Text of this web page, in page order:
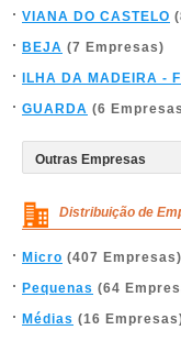
VIANA DO CASTELO
BEJA (7 Empresas)
ILHA DA MADEIRA -
GUARDA (6
Distribuição de
Micro (407 Empresas)
Pequenas (64
Médias (16